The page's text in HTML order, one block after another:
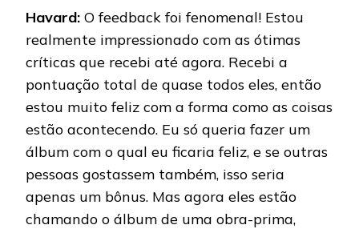
Havard: O feedback foi fenomenal! Estou
realmente impressionado com as ótimas
críticas que recebi até agora. Recebi a
pontuação total de quase todos eles, então
estou muito feliz com a forma como as coisas
estão acontecendo. Eu só queria fazer um
álbum com o qual eu ficaria feliz, e se outras
pessoas gostassem também, isso seria
apenas um bônus. Mas agora eles estão
chamando o álbum de uma obra-prima,